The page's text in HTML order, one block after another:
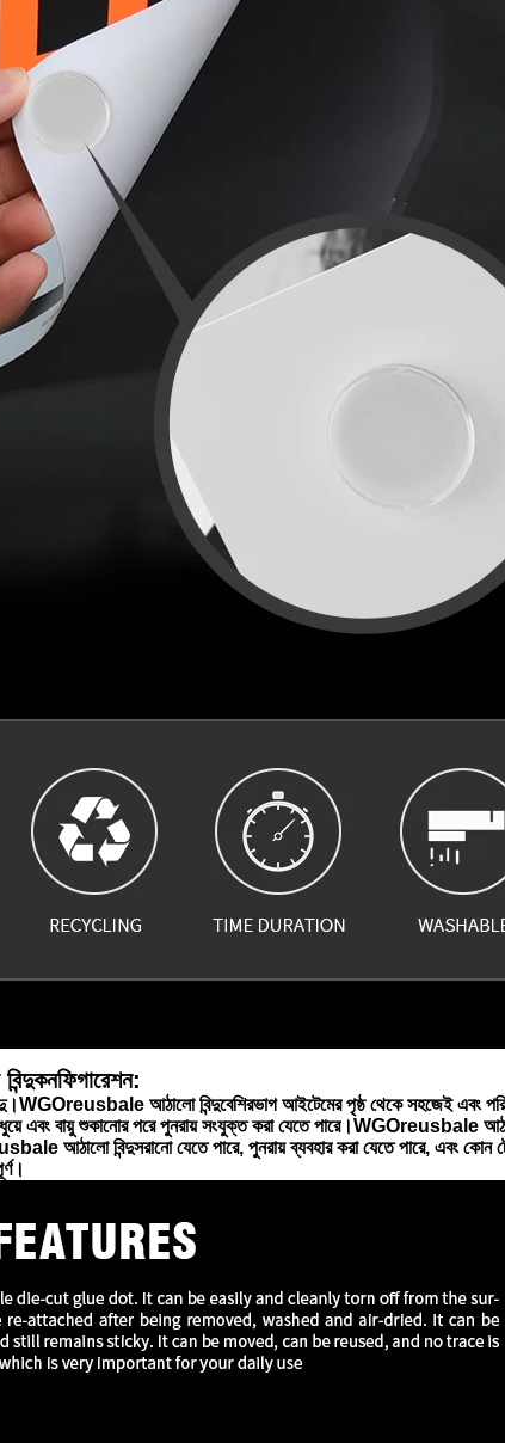
কনফিগারেশন:
reusbale আঠালো বিন্দুবেশিরভাগ আইটেমের পৃষ্ঠ থেকে সহজেই এবং
এবং বায়ু শুকানোর পরে পুনরায় সংযুক্ত করা যেতে পারে।WGOreusbale
আঠালো বিন্দুসরানো যেতে পারে, পুনরায় ব্যবহার করা যেতে পারে, এবং কোন